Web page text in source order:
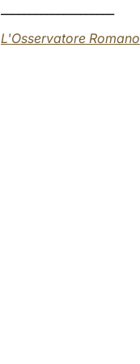
L'Osservatore Romano